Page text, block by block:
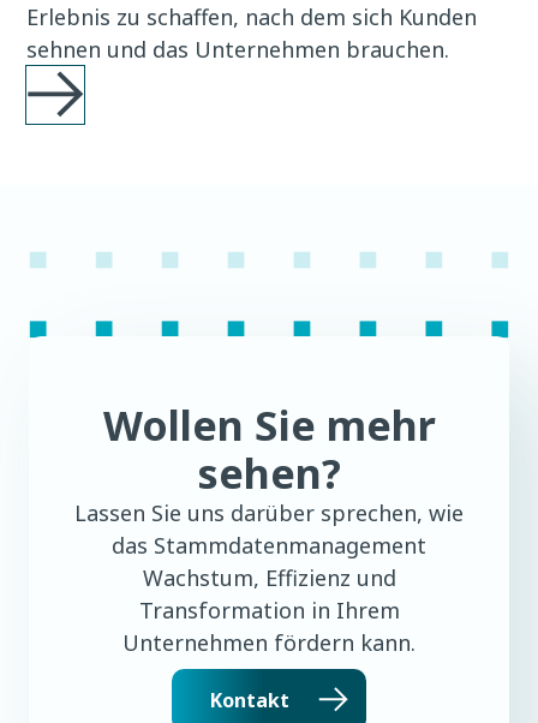
Erlebnis zu schaffen, nach dem sich Kunden
sehnen und das Unternehmen brauchen.
Wollen Sie mehr
sehen?
Lassen Sie uns darüber sprechen, wie
das Stammdatenmanagement
Wachstum, Effizienz und
Transformation in Ihrem
Unternehmen fördern kann.
Kontakt